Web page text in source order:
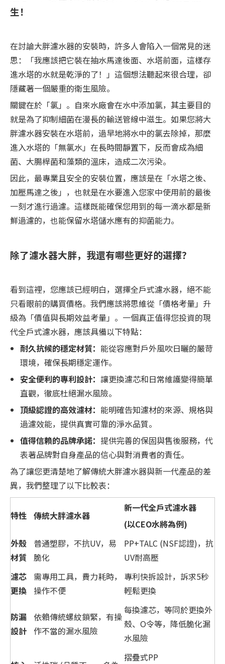
生！
在討論大胖濾水器的安裝時，許多人會陷入一個常見的迷
思：「我應該把它裝在抽水馬達後面、水塔前面，這樣存
進水塔的水就是乾淨的了！」這個想法聽起來很合理，卻
隱藏著一個嚴重的衛生風險。
關鍵在於「氯」。自來水廠會在水中添加氯，其主要目的
就是為了抑制細菌在漫長的輸送管線中滋生。如果您將大
胖濾水器安裝在水塔前，過早地將水中的氯去除掉，那麼
進入水塔的「無氯水」在長時間靜置下，反而會成為細
菌、大腸桿菌和藻類的溫床，造成二次污染。
因此，最專業且安全的安裝位置，應該是在「水塔之後、
加壓馬達之後」，也就是在水要進入您家中使用前的最後
一刻才進行過濾。這樣既能確保您用到的每一滴水都是新
鮮過濾的，也能保留水塔儲水應有的抑菌能力。
除了濾水器大胖，我還有哪些更好的選擇？
看到這裡，您應該已經明白，選擇全戶式濾水器，絕不能
只看眼前的購買價格。我們應該將思維從「價格考量」升
級為「價值與長期效益考量」。一個真正值得您投資的現
代全戶式濾水器，應該具備以下特點：
耐久抗候的穩定材質： 能從容應對戶外風吹日曬的嚴苛
環境，確保長期穩定運作。
安全便利的專利設計： 讓更換濾芯和日常維護變得簡單
直觀，徹底杜絕漏水風險。
頂級認證的高效濾材： 能明確告知濾材的來源、規格與
過濾效能，提供真實可靠的淨水品質。
值得信賴的品牌承諾： 提供完善的保固與售後服務，代
表著品牌對自身產品的信心與對消費者的責任。
為了讓您更清楚地了解傳統大胖濾水器與新一代產品的差
異，我們整理了以下比較表：
特性 傳統大胖濾水器
新一代全戶式濾水器
(以CEO水將為例)
外殼
材質
普通塑膠，不抗UV，易
脆化
PP+TALC (NSF認證)，抗
UV耐高壓
濾芯
更換
需專用工具，費力耗時，
操作不便
專利快拆設計，訴求5秒
輕鬆更換
防漏
設計
依賴傳統螺紋鎖緊，有操
作不當的漏水風險
每換濾芯，等同於更換外
殼、O令等，降低脆化漏
水風險
摺疊式PP